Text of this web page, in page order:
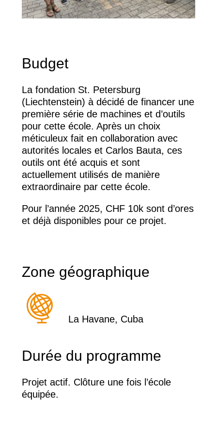
Budget
La fondation St. Petersburg
(Liechtenstein) à décidé de financer une
première série de machines et d’outils
pour cette école. Après un choix
méticuleux fait en collaboration avec
autorités locales et Carlos Bauta, ces
outils ont été acquis et sont
actuellement utilisés de manière
extraordinaire par cette école.
Pour l’année 2025, CHF 10k sont d’ores
et déjà disponibles pour ce projet.
Zone géographique
La Havane, Cuba
Durée du programme
Projet actif. Clôture une fois l’école
équipée.